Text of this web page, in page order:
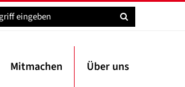
Mitmachen Über uns